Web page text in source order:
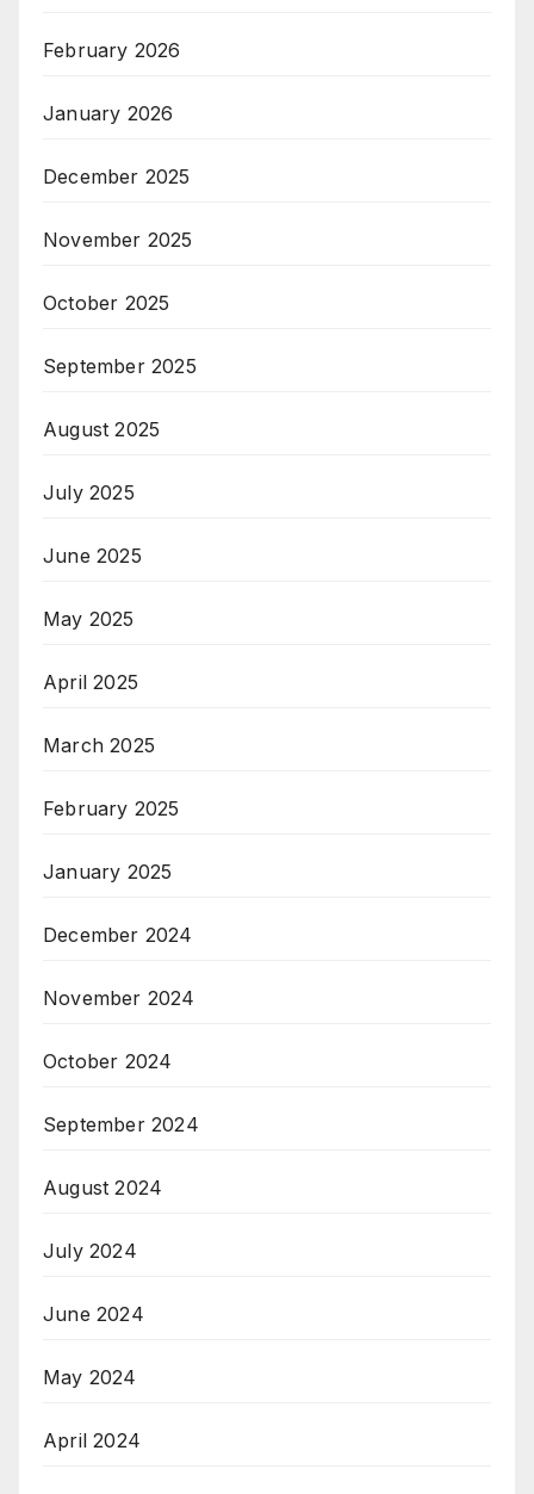
February 2026
January 2026
December 2025
November 2025
October 2025
September 2025
August 2025
July 2025
June 2025
May 2025
April 2025
March 2025
February 2025
January 2025
December 2024
November 2024
October 2024
September 2024
August 2024
July 2024
June 2024
May 2024
April 2024